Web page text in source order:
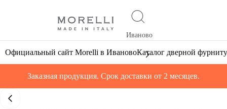
Иваново
Официальный сайт Morelli в ИвановоКаталог дверной
Заказная продукция. Срок доставки от 2 месяцев.